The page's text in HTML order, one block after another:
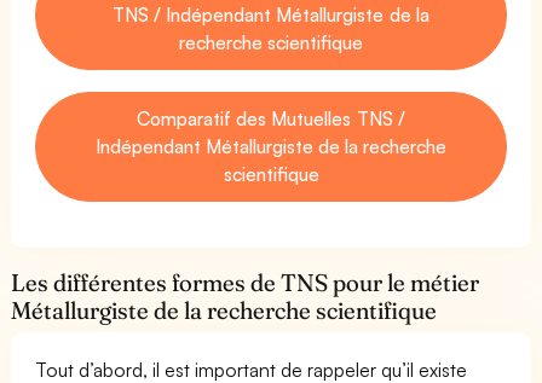
TNS / Indépendant Métallurgiste de la
recherche scientifique
Comparatif des Mutuelles TNS /
Indépendant Métallurgiste de la recherche
scientifique
Les différentes formes de TNS pour le métier
Métallurgiste de la recherche scientifique
Tout d’abord, il est important de rappeler qu’il existe